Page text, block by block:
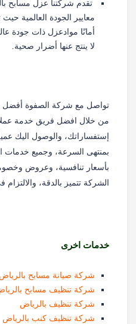
تقدم شركتنا عزل مسابح
معايير الجودة العالمية
أمانًا موادعزل ذات جودة
لا ينتج عنها أضرار صحية.
تواصل مع شركة الصفوة أفضل
من خلال افضل فريق خدمة
إستفساراتك، والوصول اليك
بمنتهى السرعة، وجميع خدمات
بأسعار تنافسية، وعروض
الشركة تتميز بالدقة،
خدمات اخرى
شركة صيانة مسابح بالرياض
شركة تنظيف مسابح
شركة تنظيف بالرياض
شركة تنظيف كنب بالرياض